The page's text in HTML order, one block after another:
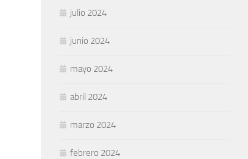
julio 2024
junio 2024
mayo 2024
abril 2024
marzo 2024
febrero 2024